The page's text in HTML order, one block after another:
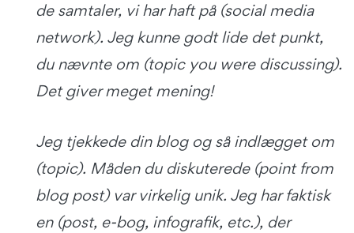
de samtaler, vi har haft på (social media
network). Jeg kunne godt lide det punkt,
du nævnte om (topic you were discussing).
Det giver meget mening!
Jeg tjekkede din blog og så indlægget om
(topic). Måden du diskuterede (point from
blog post) var virkelig unik. Jeg har faktisk
en (post, e-bog, infografik, etc.), der